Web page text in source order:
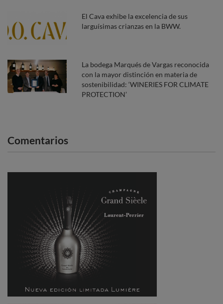
El Cava exhibe la excelencia de sus
larguísimas crianzas en la BWW.
La bodega Marqués de Vargas reconocida
con la mayor distinción en materia de
sostenibilidad: ‘WINERIES FOR CLIMATE
PROTECTION’
Comentarios